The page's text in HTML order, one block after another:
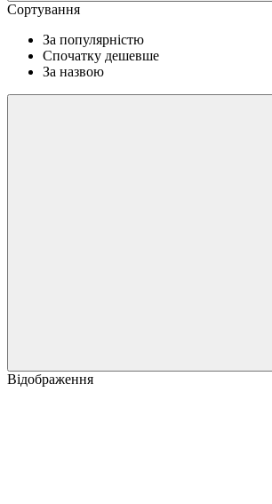
Сортування
За популярністю
Спочатку дешевше
За назвою
Відображення